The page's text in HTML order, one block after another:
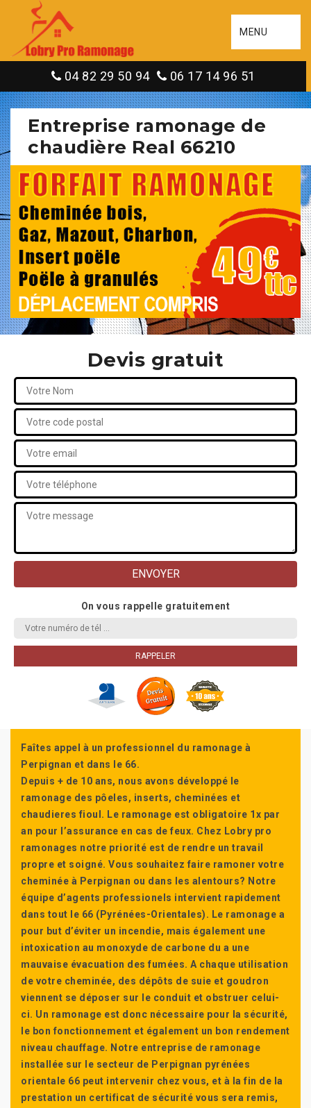
MENU
04 82 29 50 94 06 17 14 96 51
Entreprise ramonage de
chaudière Real 66210
Devis gratuit
On vous rappelle gratuitement
Faîtes appel à un professionnel du ramonage à
Perpignan et dans le 66.
Depuis + de 10 ans, nous avons développé le
ramonage des pôeles, inserts, cheminées et
chaudieres fioul. Le ramonage est obligatoire 1x par
an pour l’assurance en cas de feux. Chez Lobry pro
ramonages notre priorité est de rendre un travail
propre et soigné. Vous souhaitez faire ramoner votre
cheminée à Perpignan ou dans les alentours? Notre
équipe d’agents professionels intervient rapidement
dans tout le 66 (Pyrénées-Orientales). Le ramonage a
pour but d’éviter un incendie, mais également une
intoxication au monoxyde de carbone du a une
mauvaise évacuation des fumées. A chaque utilisation
de votre cheminée, des dépôts de suie et goudron
viennent se déposer sur le conduit et obstruer celui-
ci. Un ramonage est donc nécessaire pour la sécurité,
le bon fonctionnement et également un bon rendement
niveau chauffage. Notre entreprise de ramonage
installée sur le secteur de Perpignan pyrénées
orientale 66 peut intervenir chez vous, et à la fin de la
prestation un certificat de sécurité vous sera remis,